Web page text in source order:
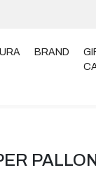
BRAND